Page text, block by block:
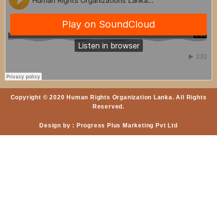
Copyright © 2020 Human Rights Organization Lanka. All Rights
Reserved.
Design by : Progress Plus Marketing Pvt Ltd